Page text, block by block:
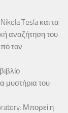
Tesla και τα
αναζήτηση του
τον
μυστήρια του
Μπορεί η